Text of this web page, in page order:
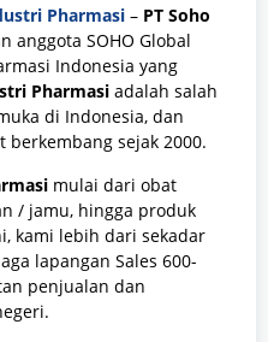
Pharmasi – PT Soho
anggota SOHO Global
Indonesia yang
Pharmasi adalah salah
di Indonesia, dan
sejak 2000.
mulai dari obat
/ jamu, hingga produk
kami lebih dari sekadar
lapangan Sales 600-
penjualan dan